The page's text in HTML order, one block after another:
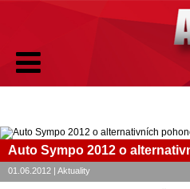
Auto Sympo 2012 o
01.06.2012 | Aktuality